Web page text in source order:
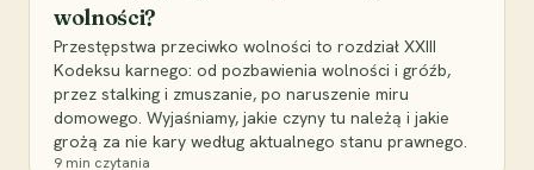
wolności?
Przestępstwa przeciwko wolności to rozdział XXIII
Kodeksu karnego: od pozbawienia wolności i gróźb,
przez stalking i zmuszanie, po naruszenie miru
domowego. Wyjaśniamy, jakie czyny tu należą i jakie
grożą za nie kary według aktualnego stanu prawnego.
9 min czytania